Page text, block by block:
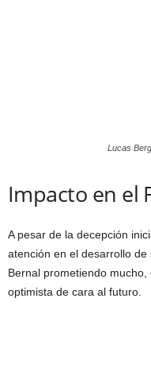
Lucas
Impacto en el
A pesar de la decepción
atención en el desarrollo
Bernal prometiendo
optimista de cara al futuro.